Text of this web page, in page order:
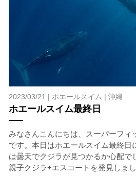
2023/03/21 | ホエールスイム | 沖縄
ホエールスイム最終日
みなさんこんにちは、スーパーフィ
です。本日はホエールスイム最終日
は曇天でクジラが見つかるか心配で
親子クジラ+エスコートを発見しま
一度でもそのような行動を取る
と、その後スイムで近づくこと
いため、必ずこれらの事項をお
4.スイム遂行の可否と返金について
ツアー当日は、ゲストの安全を
スイムが実施できるよう努めま
エントリーできなかった場合や
った場合でも返金はいたしませ
承ください。
沖縄の1月～3月は、季節的に海
ません。そのため、多少の波や
ケリングを行う場合が多くなり
のない方、また船酔いしやすい
分な対策をお願いいたします。